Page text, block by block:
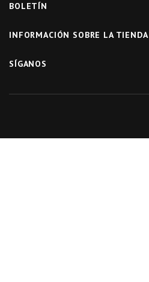
BOLETÍN
INFORMACIÓN SOBRE LA TIENDA
SÍGANOS